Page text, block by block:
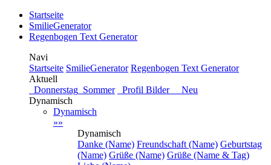
Startseite
SmilieGenerator
Regenbogen Text Generator
Navi
Startseite SmilieGenerator Regenbogen Text Generator
Aktuell
Donnerstag Sommer
Profil Bilder Neu
Dynamisch
Dynamisch
»»
Dynamisch
Danke (Name) Freundschaft (Name) Geburtstag
(Name) Grüße (Name) Grüße (Name & Tag)